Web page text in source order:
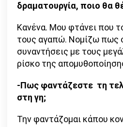
δραματουργία, ποιο θα
Κανένα. Μου φτάνει που
τους αγαπώ. Νομίζω πως
συναντήσεις με τους
ρίσκο της
-Πως φαντάζεστε τη
στη γη;
Την φαντάζομαι κάπου